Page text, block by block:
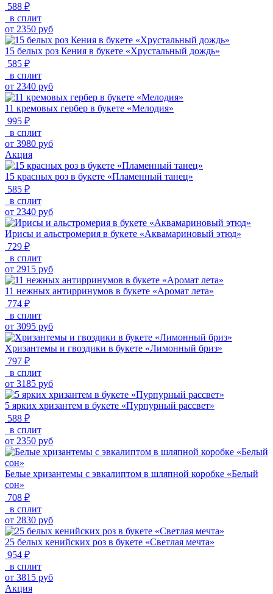
588 ₽
в сплит
от 2350 руб
15 белых роз Кения в букете «Хрустальный дождь»
585 ₽
в сплит
от 2340 руб
11 кремовых гербер в букете «Мелодия»
995 ₽
в сплит
от 3980 руб
Акция
15 красных роз в букете «Пламенный танец»
585 ₽
в сплит
от 2340 руб
Ирисы и альстромерия в букете «Аквамариновый этюд»
729 ₽
в сплит
от 2915 руб
11 нежных антирринумов в букете «Аромат лета»
774 ₽
в сплит
от 3095 руб
Хризантемы и гвоздики в букете «Лимонный бриз»
797 ₽
в сплит
от 3185 руб
5 ярких хризантем в букете «Пурпурный рассвет»
588 ₽
в сплит
от 2350 руб
Белые хризантемы с эвкалиптом в шляпной коробке «Белый
сон»
708 ₽
в сплит
от 2830 руб
25 белых кенийских роз в букете «Светлая мечта»
954 ₽
в сплит
от 3815 руб
Акция